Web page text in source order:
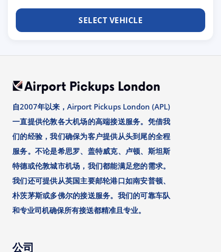
SELECT VEHICLE
自2007年以来，Airport Pickups London (APL)
一直提供伦敦各大机场的高端接送服务。凭借我
们的经验，我们确保为客户提供从头到尾的全程
服务。不论是希思罗、盖特威克、卢顿、斯坦斯
特德或伦敦城市机场，我们都能满足您的需求。
我们还可提供从英国主要邮轮港口如南安普顿、
朴茨茅斯或多佛尔的接送服务。我们的可靠车队
和专业司机确保所有接送都精准且专业。
公司